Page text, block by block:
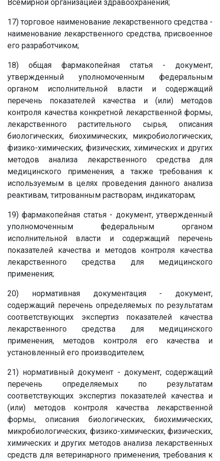
Всемирной организацией здравоохранения;
17) торговое наименование лекарственного средства -
наименование лекарственного средства, присвоенное
его разработчиком;
18) общая фармакопейная статья - документ,
утвержденный уполномоченным федеральным
органом исполнительной власти и содержащий
перечень показателей качества и (или) методов
контроля качества конкретной лекарственной формы,
лекарственного растительного сырья, описания
биологических, биохимических, микробиологических,
физико-химических, физических, химических и других
методов анализа лекарственного средства для
медицинского применения, а также требования к
используемым в целях проведения данного анализа
реактивам, титрованным растворам, индикаторам;
19) фармакопейная статья - документ, утвержденный
уполномоченным федеральным органом
исполнительной власти и содержащий перечень
показателей качества и методов контроля качества
лекарственного средства для медицинского
применения;
20) нормативная документация - документ,
содержащий перечень определяемых по результатам
соответствующих экспертиз показателей качества
лекарственного средства для медицинского
применения, методов контроля его качества и
установленный его производителем;
21) нормативный документ - документ, содержащий
перечень определяемых по результатам
соответствующих экспертиз показателей качества и
(или) методов контроля качества лекарственной
формы, описания биологических, биохимических,
микробиологических, физико-химических, физических,
химических и других методов анализа лекарственных
средств для ветеринарного применения, требования к